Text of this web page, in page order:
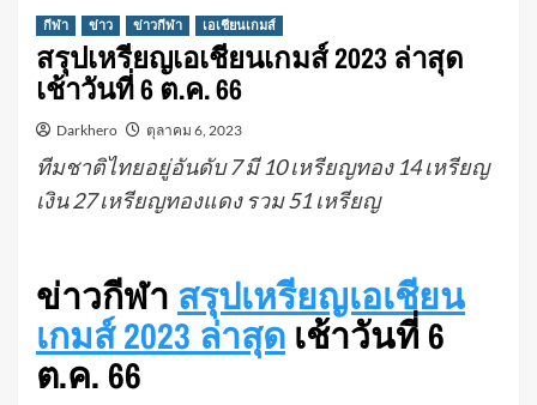
กีฬา ข่าว ข่าวกีฬา เอเชียนเกมส์
สรุปเหรียญเอเชียนเกมส์ 2023 ล่าสุด
เช้าวันที่ 6 ต.ค. 66
Darkhero ตุลาคม 6, 2023
ทีมชาติไทยอยู่อันดับ 7 มี 10 เหรียญทอง 14 เหรียญ
เงิน 27 เหรียญทองแดง รวม 51 เหรียญ
ข่าวกีฬา สรุปเหรียญเอเชียน
เกมส์ 2023 ล่าสุด เช้าวันที่ 6
ต.ค. 66